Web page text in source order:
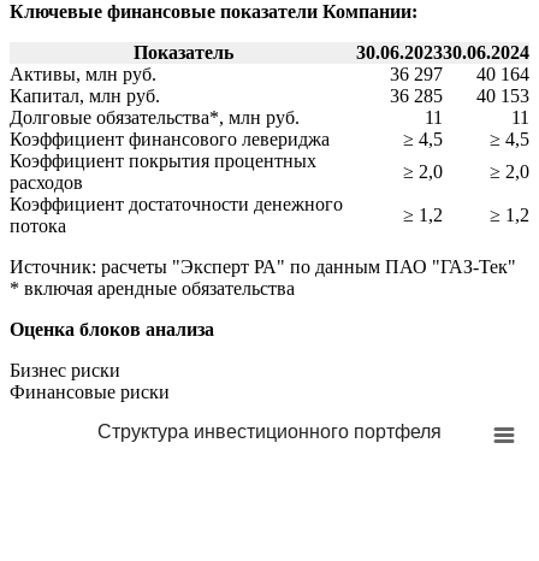
Ключевые финансовые показатели Компании:
Показатель
30.06.202330.06.2024
Активы, млн руб.
36 297
40 164
Капитал, млн руб.
36 285
40 153
Долговые обязательства*, млн руб.
11
11
Коэффициент финансового левериджа
≥ 4,5
≥ 4,5
Коэффициент покрытия процентных
расходов
≥ 2,0
≥ 2,0
Коэффициент достаточности денежного
потока
≥ 1,2 ≥ 1,2
Источник: расчеты "Эксперт РА" по данным ПАО "ГАЗ-Тек"
* включая арендные обязательства
Оценка блоков анализа
Бизнес риски
Финансовые риски
Структура инвестиционного портфеля